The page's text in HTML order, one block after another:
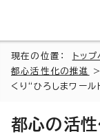
現在の位置： トッ
都心活性化の推進
くり“ひろしまワール
都心の活性